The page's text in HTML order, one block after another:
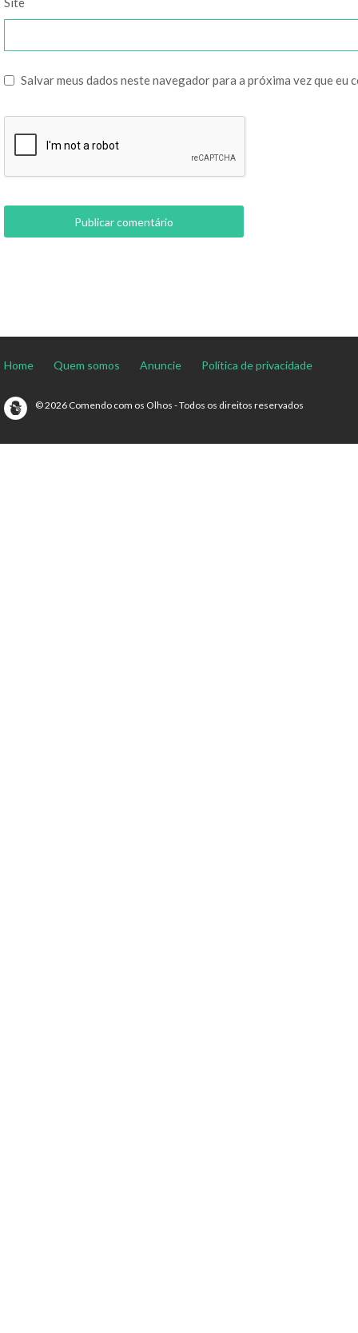
Salvar meus dados neste navegador para a próxima vez que eu
Home Quem somos Anuncie Política de privacidade
© 2026 Comendo com os Olhos - Todos os direitos reservados